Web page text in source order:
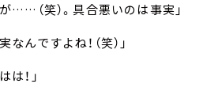
……（笑）。具合悪いのは事実」
んですよね！（笑）」
！」